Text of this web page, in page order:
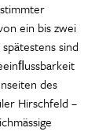
ein bis zwei
sind
des
Hirschfeld –